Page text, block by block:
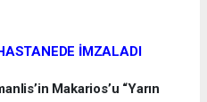
İMZALADI
Makarios’u “Yarın